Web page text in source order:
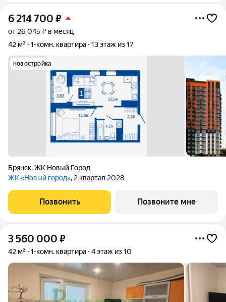
6 214 700 ₽
от 26 045 ₽ в месяц
42 м²
1-комн. квартира 13 этаж из 17
новостройка
Брянск,ЖК Новый Город
ЖК «Новый город», 2 квартал 2028
Позвонить Позвоните мне
3 560 000 ₽
42 м² 1-комн. квартира 4 этаж из 10